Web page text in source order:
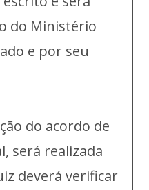
do Ministério
e por seu
do acordo de
será realizada
deverá verificar